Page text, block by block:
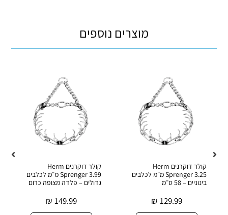
מוצרים נוספים
קולר דוקרנים Herm
Sprenger 3.25 מ״מ לכלבים
בינוניים – 58 ס״מ
129.99
₪
קולר דוקרנים Herm
Sprenger 3.99 מ״מ לכלבים
גדולים – פלדה מצופה כרום
149.99
₪